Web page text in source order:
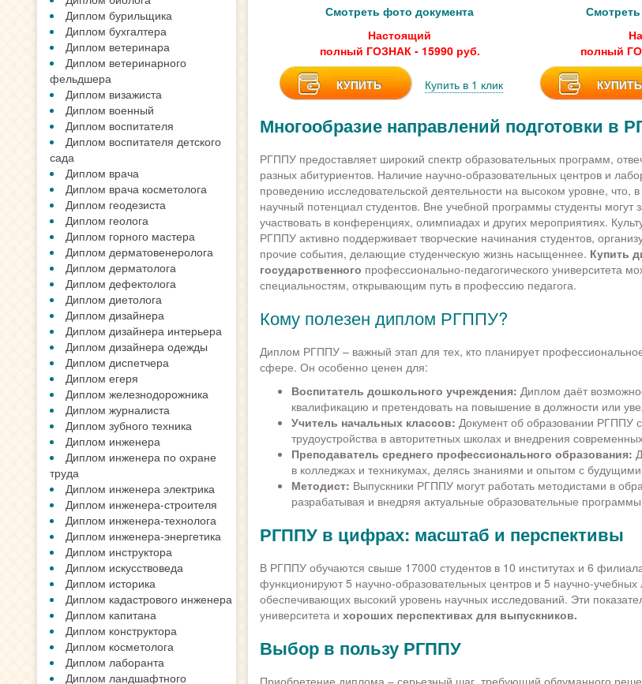
Диплом бурильщика
Диплом бухгалтера
Диплом ветеринара
Диплом ветеринарного
фельдшера
Диплом визажиста
Диплом военный
Диплом воспитателя
Диплом воспитателя детского
сада
Диплом врача
Диплом врача косметолога
Диплом геодезиста
Диплом геолога
Диплом горного мастера
Диплом дерматовенеролога
Диплом дерматолога
Диплом дефектолога
Диплом диетолога
Диплом дизайнера
Диплом дизайнера интерьера
Диплом дизайнера одежды
Диплом диспетчера
Диплом егеря
Диплом железнодорожника
Диплом журналиста
Диплом зубного техника
Диплом инженера
Диплом инженера по охране
труда
Диплом инженера электрика
Диплом инженера-строителя
Диплом инженера-технолога
Диплом инженера-энергетика
Диплом инструктора
Диплом искусствоведа
Диплом историка
Диплом кадастрового инженера
Диплом капитана
Диплом конструктора
Диплом косметолога
Диплом лаборанта
Диплом ландшафтного
Смотреть фото документа
Настоящий
полный ГОЗНАК - 15990 руб.
КУПИТЬ Купить в 1 клик
полный
КУПИТЬ
Многообразие направлений подготовки в
РГППУ предоставляет широкий спектр образовательных программ,
разных абитуриентов. Наличие научно-образовательных центров и
проведению исследовательской деятельности на высоком уровне, что,
научный потенциал студентов. Вне учебной программы студенты могут
участвовать в конференциях, олимпиадах и других мероприятиях.
РГППУ активно поддерживает творческие начинания студентов,
прочие события, делающие студенческую жизнь насыщеннее. Купить
государственного профессионально-педагогического университета
специальностям, открывающим путь в профессию педагога.
Кому полезен диплом РГППУ?
Диплом РГППУ – важный этап для тех, кто планирует
сфере. Он особенно ценен для:
Воспитатель дошкольного учреждения: Диплом даёт
квалификацию и претендовать на повышение в должности или
Учитель начальных классов: Документ об образовании РГППУ
трудоустройства в авторитетных школах и внедрения
Преподаватель среднего профессионального образования:
в колледжах и техникумах, делясь знаниями и опытом с
Методист: Выпускники РГППУ могут работать методистами в
разрабатывая и внедряя актуальные образовательные
РГППУ в цифрах: масштаб и перспективы
В РГППУ обучаются свыше 17000 студентов в 10 институтах и 6
функционируют 5 научно-образовательных центров и 5 научно-учебных
обеспечивающих высокий уровень научных исследований. Эти
университета и хороших перспективах для выпускников.
Выбор в пользу РГППУ
Приобретение диплома – серьезный шаг, требующий обдуманного